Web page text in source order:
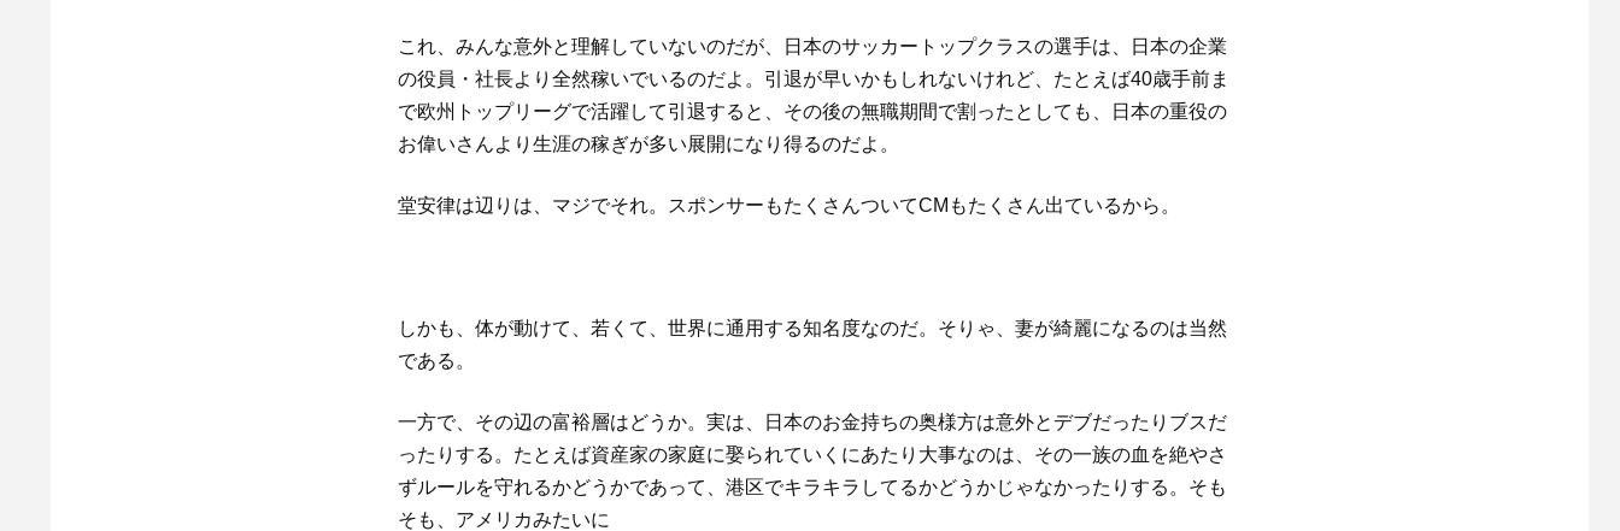
これ、みんな意外と理解していないのだが、日本のサッカートップクラスの選手は、日本の企業
の役員・社長より全然稼いでいるのだよ。引退が早いかもしれないけれど、たとえば40歳手前ま
で欧州トップリーグで活躍して引退すると、その後の無職期間で割ったとしても、日本の重役の
お偉いさんより生涯の稼ぎが多い展開になり得るのだよ。
堂安律は辺りは、マジでそれ。スポンサーもたくさんついてCMもたくさん出ているから。
しかも、体が動けて、若くて、世界に通用する知名度なのだ。そりゃ、妻が綺麗になるのは当然
である。
一方で、その辺の富裕層はどうか。実は、日本のお金持ちの奥様方は意外とデブだったりブスだ
ったりする。たとえば資産家の家庭に娶られていくにあたり大事なのは、その一族の血を絶やさ
ずルールを守れるかどうかであって、港区でキラキラしてるかどうかじゃなかったりする。そも
そも、アメリカみたいに